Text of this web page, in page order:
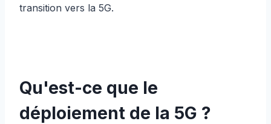
transition vers la 5G.
Qu'est-ce que le
déploiement de la 5G ?